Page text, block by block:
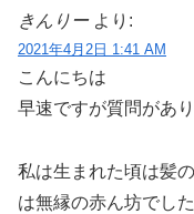
きんりー より:
2021年4月2日 1:41 AM
こんにちは
早速ですが質問があり
私は生まれた頃は髪
は無縁の赤ん坊でした